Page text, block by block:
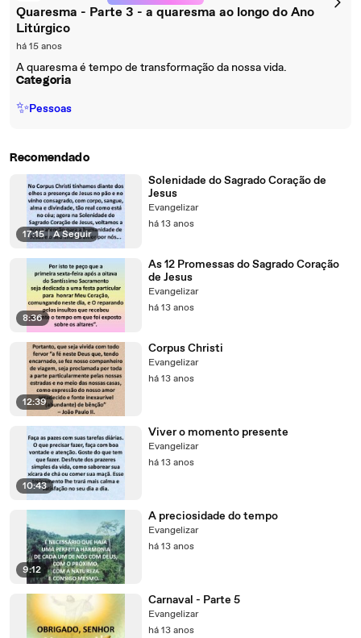
Quaresma - Parte 3 - a quaresma ao longo do Ano
Litúrgico
há 15 anos
A quaresma é tempo de transformação da nossa vida.
Categoria
✨Pessoas
Recomendado
17:15 | A Seguir
Solenidade do Sagrado Coração de
Jesus
Evangelizar
há 13 anos
8:36
As 12 Promessas do Sagrado Coração
de Jesus
Evangelizar
há 13 anos
12:39
Corpus Christi
Evangelizar
há 13 anos
10:43
Viver o momento presente
Evangelizar
há 13 anos
9:12
A preciosidade do tempo
Evangelizar
há 13 anos
Carnaval - Parte 5
Evangelizar
há 13 anos